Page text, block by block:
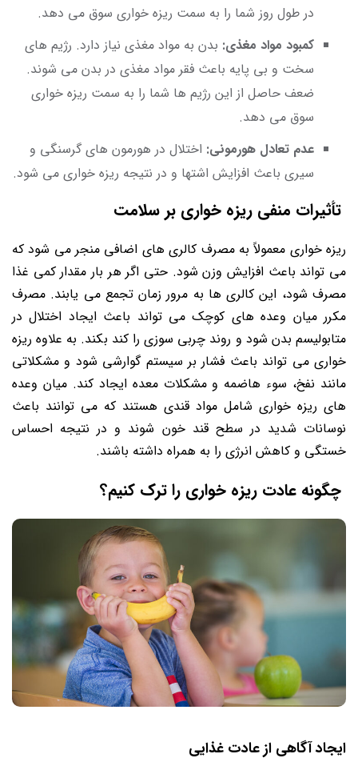
در طول روز شما را به سمت ریزه خواری سوق می دهد.
کمبود مواد مغذی: بدن به مواد مغذی نیاز دارد. رژیم های
سخت و بی پایه باعث فقر مواد مغذی در بدن می شوند.
ضعف حاصل از این رژیم ها شما را به سمت ریزه خواری
سوق می دهد.
عدم تعادل هورمونی: اختلال در هورمون های گرسنگی و
سیری باعث افزایش اشتها و در نتیجه ریزه خواری می شود.
تأثیرات منفی ریزه خواری بر سلامت
ریزه خواری معمولاً به مصرف کالری های اضافی منجر می شود که
می تواند باعث افزایش وزن شود. حتی اگر هر بار مقدار کمی غذا
مصرف شود، این کالری ها به مرور زمان تجمع می یابند. مصرف
مکرر میان وعده های کوچک می تواند باعث ایجاد اختلال در
متابولیسم بدن شود و روند چربی سوزی را کند بکند. به علاوه ریزه
خواری می تواند باعث فشار بر سیستم گوارشی شود و مشکلاتی
مانند نفخ، سوء هاضمه و مشکلات معده ایجاد کند. میان وعده
های ریزه خواری شامل مواد قندی هستند که می توانند باعث
نوسانات شدید در سطح قند خون شوند و در نتیجه احساس
خستگی و کاهش انرژی را به همراه داشته باشند.
چگونه عادت ریزه خواری را ترک کنیم؟
ایجاد آگاهی از عادت غذایی